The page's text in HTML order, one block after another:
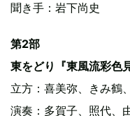
聞き手：岩下尚史
第2部
東をどり『東風流彩色
立方：喜美弥、きみ鶴
演奏：多賀子、照代、